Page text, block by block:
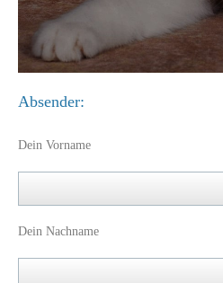
Absender:
Dein Vorname
Dein Nachname